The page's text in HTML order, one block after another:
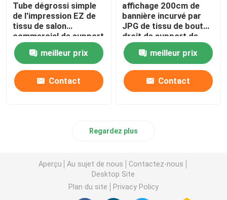
Tube dégrossi simple
de l'impression EZ de
tissu de salon
commercial de support
réutilisable de bannière
double meilleur prix
Contact
affichage 200cm de
bannière incurvé par
JPG de tissu de bout
droit de support de
tissu de tension du
serpent 72dpi
meilleur prix
Contact
Regardez plus
Aperçu Au sujet de nous
Contactez-nous
Desktop Site
Plan du site
Privacy Policy